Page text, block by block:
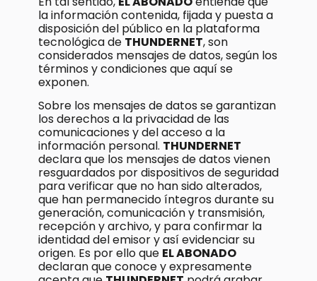
la información contenida, fijada y puesta a
disposición del público en la plataforma
tecnológica de THUNDERNET, son
considerados mensajes de datos, según los
términos y condiciones que aquí se
exponen.
Sobre los mensajes de datos se garantizan
los derechos a la privacidad de las
comunicaciones y del acceso a la
información personal. THUNDERNET
declara que los mensajes de datos vienen
resguardados por dispositivos de seguridad
para verificar que no han sido alterados,
que han permanecido íntegros durante su
generación, comunicación y transmisión,
recepción y archivo, y para confirmar la
identidad del emisor y así evidenciar su
origen. Es por ello que EL ABONADO
declaran que conoce y expresamente